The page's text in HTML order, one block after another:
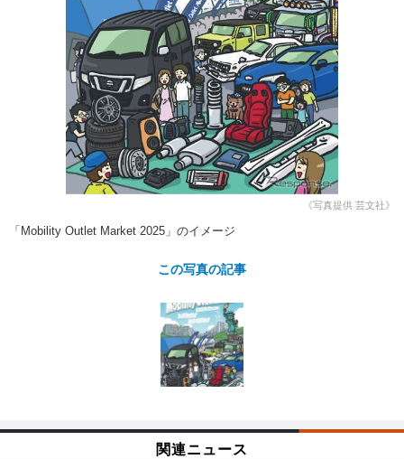
鈑金・塗装
ヘッドライト磨き コーティング
フィルム・ラッピング
小キズ直し 防錆
ストップ 不具合修理＆粗悪修理
カーメーカー「旧車」関連プロジェ
クト
コラム
ショップ紹介
ショップレポート プロショップ検索
カーメーカー「旧車」関連プロジ
ェクト
コラム
インタビュー
イベント
イベント告知 イベントレポート
《写真提供 芸文社》
「Mobility Outlet Market 2025」のイメージ
この写真の記事
関連ニュース